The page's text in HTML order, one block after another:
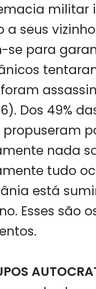
militar
a seus
se para
Dos 49%
propuseram
nada
tudo
está
Esses são